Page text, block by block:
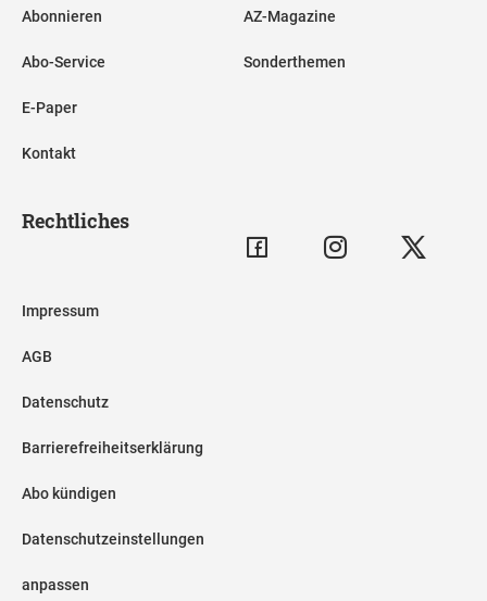
Abonnieren
Abo-Service
E-Paper
Kontakt
AZ-Magazine
Sonderthemen
Rechtliches
Impressum
AGB
Datenschutz
Barrierefreiheitserklärung
Abo kündigen
Datenschutzeinstellungen
anpassen